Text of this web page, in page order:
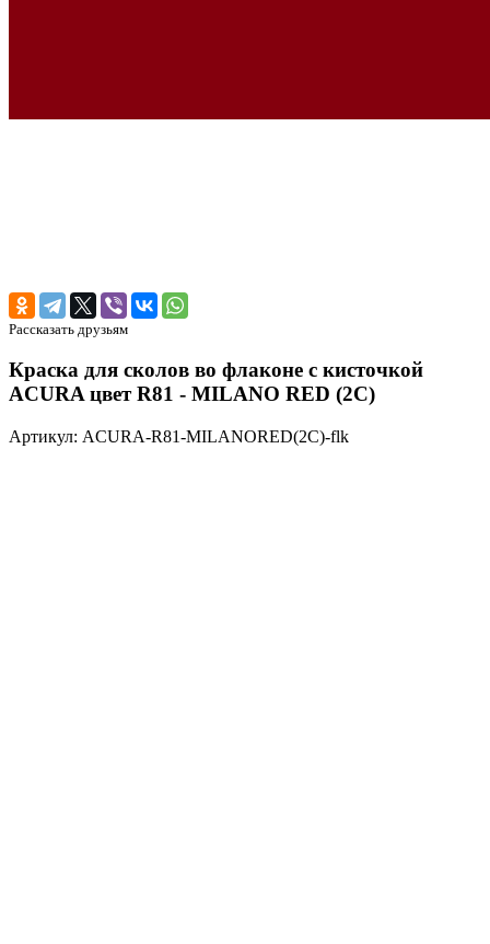
Рассказать друзьям
Краска для сколов во флаконе с кисточкой
ACURA цвет R81 - MILANO RED (2C)
Артикул: ACURA-R81-MILANORED(2C)-flk